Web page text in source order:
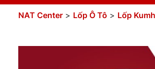
NAT Center > Lốp Ô Tô > Lốp